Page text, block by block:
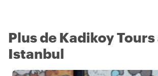
Plus de Kadikoy Tours
Istanbul